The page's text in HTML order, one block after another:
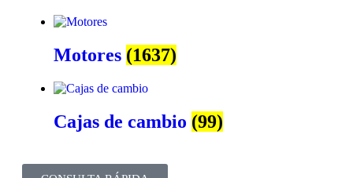
Motores (1637)
Cajas de cambio (99)